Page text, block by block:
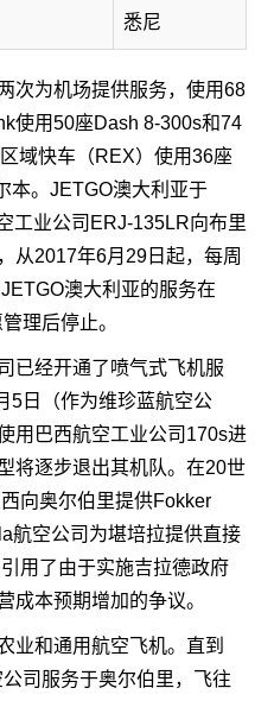
悉尼
次为机场提供服务，使用68
使用50座Dash 8-300s和74
域快车（REX）使用36座
本。JETGO澳大利亚于
工业公司ERJ-135LR向布里
从2017年6月29日起，每周
澳大利亚的服务在
理后停止。
已经开通了喷气式飞机服
5日（作为维珍蓝航空公
用巴西航空工业公司170s进
将逐步退出其机队。在20世
向奥尔伯里提供Fokker
航空公司为堪培拉提供直接
用了由于实施吉拉德政府
成本预期增加的争议。
业和通用航空飞机。直到
司服务于奥尔伯里，飞往